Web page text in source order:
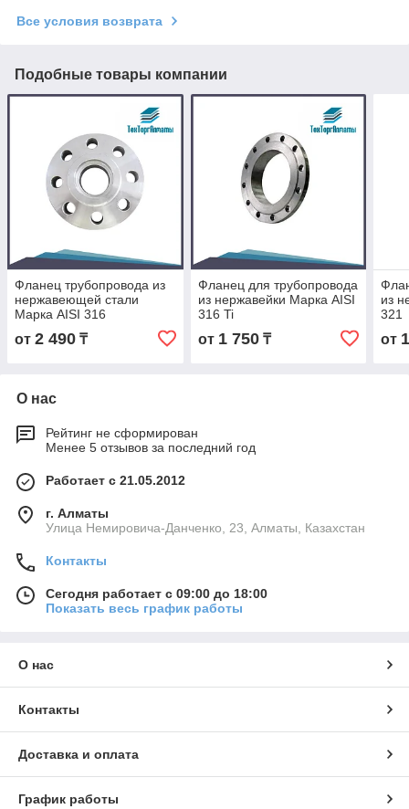
Все условия возврата
Подобные товары компании
Фланец трубопровода из
нержавеющей стали
Марка AISI 316
от 2 490 ₸
Фланец для трубопровода
из нержавейки Марка AISI
316 Ti
от 1 750₸
из
321
от
О нас
Рейтинг не сформирован
Менее 5 отзывов за последний год
Работает с 21.05.2012
г. Алматы
Улица Немировича-Данченко, 23, Алматы, Казахстан
Контакты
Сегодня работает с 09:00 до 18:00
Показать весь график работы
О нас
Контакты
Доставка и оплата
График работы